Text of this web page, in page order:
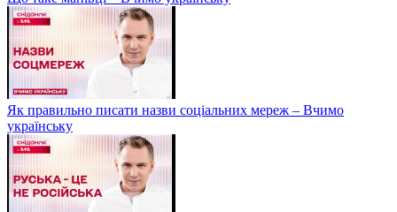
Як правильно писати назви соціальних мереж – Вчимо
українську